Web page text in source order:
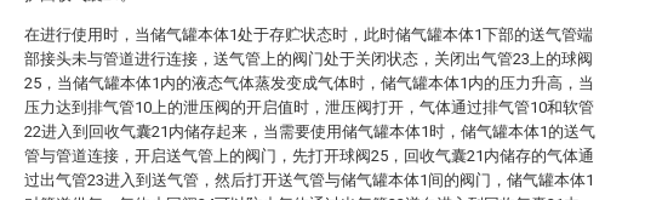
在进行使用时，当储气罐本体1处于存贮状态时，此时储气罐本体1下部的送气管端
部接头未与管道进行连接，送气管上的阀门处于关闭状态，关闭出气管23上的球阀
25，当储气罐本体1内的液态气体蒸发变成气体时，储气罐本体1内的压力升高，当
压力达到排气管10上的泄压阀的开启值时，泄压阀打开，气体通过排气管10和软管
22进入到回收气囊21内储存起来，当需要使用储气罐本体1时，储气罐本体1的送气
管与管道连接，开启送气管上的阀门，先打开球阀25，回收气囊21内储存的气体通
过出气管23进入到送气管，然后打开送气管与储气罐本体1间的阀门，储气罐本体1